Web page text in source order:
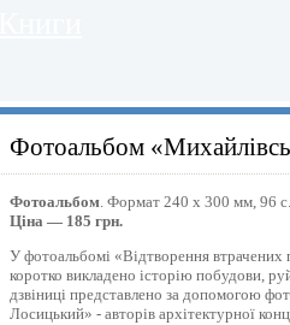
Фотоальбом
Фотоальбом. Формат 240 х 300 мм, 96 с.
Ціна — 185 грн.
У фотоальбомі «Відтворення
коротко викладено історію побудови,
дзвіниці представлено за допомогою
Лосицький» - авторів архітектурної